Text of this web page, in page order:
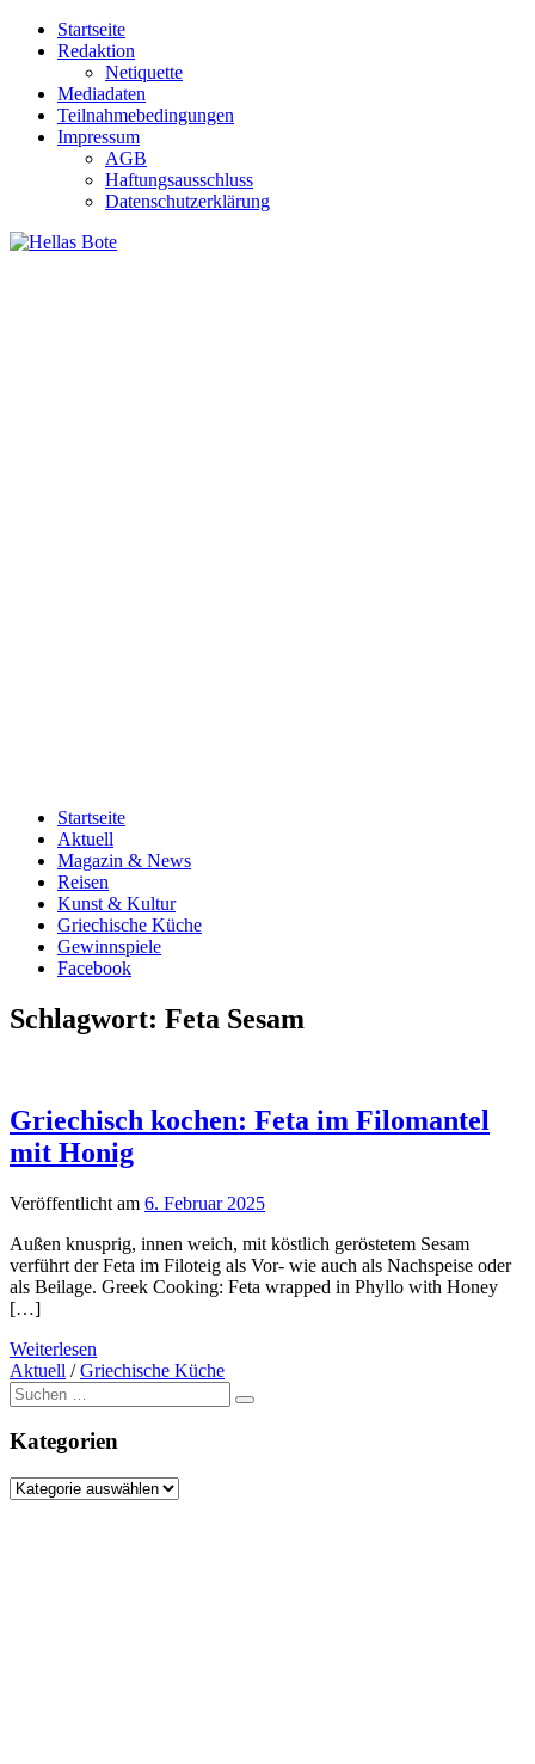
Zum
Inhalt
Startseite
Redaktion
Netiquette
Mediadaten
Teilnahmebedingungen
Impressum
AGB
Haftungsausschluss
Datenschutzerklärung
Startseite
Aktuell
Magazin & News
Reisen
Kunst & Kultur
Griechische Küche
Gewinnspiele
Facebook
Schlagwort: Feta Sesam
Griechisch kochen: Feta im Filomantel
mit Honig
Veröffentlicht am 6. Februar 2025
Außen knusprig, innen weich, mit köstlich geröstetem Sesam
verführt der Feta im Filoteig als Vor- wie auch als Nachspeise oder
als Beilage. Greek Cooking: Feta wrapped in Phyllo with Honey
[…]
Weiterlesen
Aktuell /Griechische Küche
Suche
nach:
Kategorien
Kategorien